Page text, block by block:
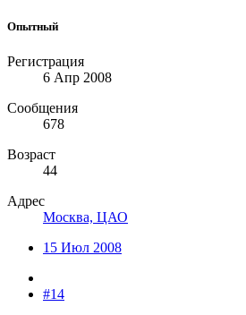
Опытный
Регистрация
6 Апр 2008
Сообщения
678
Возраст
44
Адрес
Москва, ЦАО
15 Июл 2008
#14